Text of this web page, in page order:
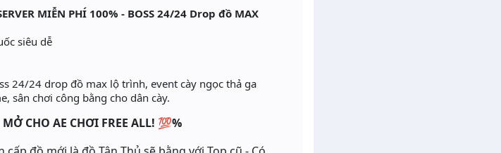
MIỄN PHÍ 100% - BOSS 24/24 Drop đồ MAX
siêu dễ
24/24 drop đồ max lộ trình, event cày ngọc thả ga
sân chơi công bằng cho dân cày.
CHO AE CHƠI FREE ALL! 💯%